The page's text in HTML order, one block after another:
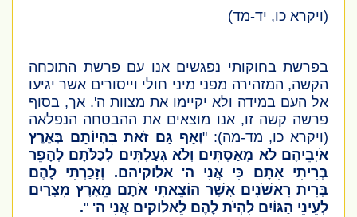
(ויקרא כו, יד-מד)
בפרשת בחוקותי נפגשים אנו עם פרשת התוכחה
הקשה, המזהירה מפני מיני חולי וייסורים אשר יגיעו
אל העם במידה ולא יקיימו את מצוות ה'. אך, בסוף
פרשה קשה זו, אנו מוצאים את ההבטחה הנפלאה
(ויקרא כו, מד-מה):
" וְאַף גַּם זֹאת בִּהְיוֹתָם בְּאֶרֶץ
אֹיְבֵיהֶם לֹא מְאַסְתִּים וְלֹא גְעַלְתִּים לְכַלֹּתָם לְהָפֵר
בְּרִיתִי אִתָּם כִּי אֲנִי ה' אלוקיהם. וְזָכַרְתִּי לָהֶם
בְּרִית רִאשֹׁנִים אֲשֶׁר הוֹצֵאתִי אֹתָם מֵאֶרֶץ מִצְרַיִם
לְעֵינֵי הַגּוֹיִם לִהְיֹת לָהֶם לֵאלוקים אֲנִי ה'"
.